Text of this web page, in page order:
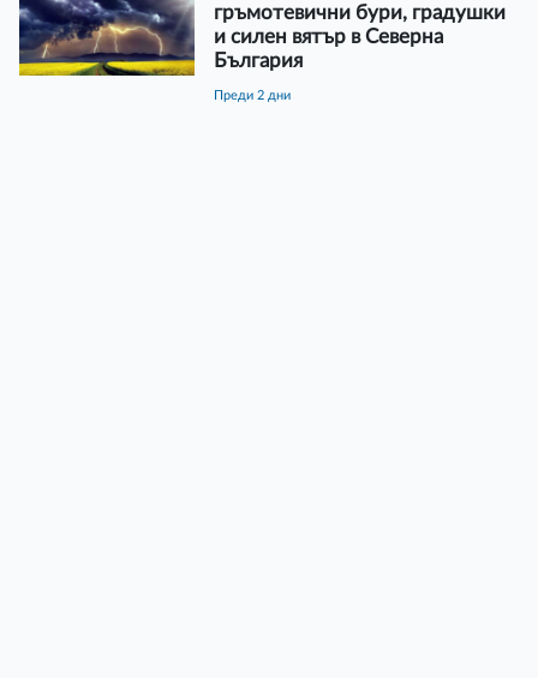
гръмотевични бури, градушки
и силен вятър в Северна
България
преди 2 дни